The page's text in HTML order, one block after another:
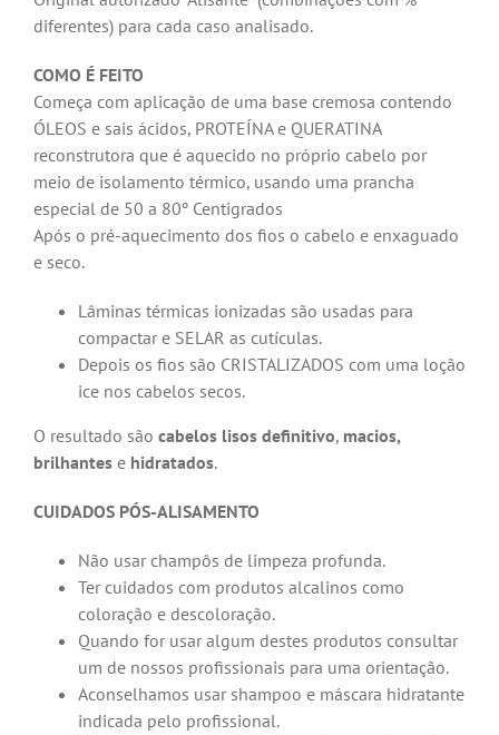
diferentes) para cada caso analisado.
COMO É FEITO
Começa com aplicação de uma base cremosa contendo
ÓLEOS e sais ácidos, PROTEÍNA e QUERATINA
reconstrutora que é aquecido no próprio cabelo por
meio de isolamento térmico, usando uma prancha
especial de 50 a 80º Centigrados
Após o pré-aquecimento dos fios o cabelo e enxaguado
e seco.
Lâminas térmicas ionizadas são usadas para
compactar e SELAR as cutículas.
Depois os fios são CRISTALIZADOS com uma loção
ice nos cabelos secos.
O resultado são cabelos lisos definitivo, macios,
brilhantes e hidratados.
CUIDADOS PÓS-ALISAMENTO
Não usar champôs de limpeza profunda.
Ter cuidados com produtos alcalinos como
coloração e descoloração.
Quando for usar algum destes produtos consultar
um de nossos profissionais para uma orientação.
Aconselhamos usar shampoo e máscara hidratante
indicada pelo profissional.